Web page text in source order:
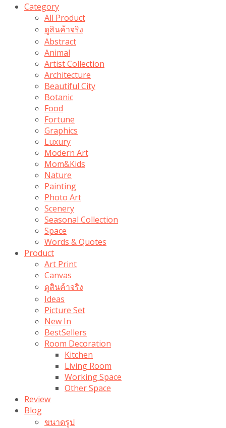
Category
All Product
ดูสินค้าจริง
Abstract
Animal
Artist Collection
Architecture
Beautiful City
Botanic
Food
Fortune
Graphics
Luxury
Modern Art
Mom&Kids
Nature
Painting
Photo Art
Scenery
Seasonal Collection
Space
Words & Quotes
Product
Art Print
Canvas
ดูสินค้าจริง
Ideas
Picture Set
New In
BestSellers
Room Decoration
Kitchen
Living Room
Working Space
Other Space
Review
Blog
ขนาดรูป